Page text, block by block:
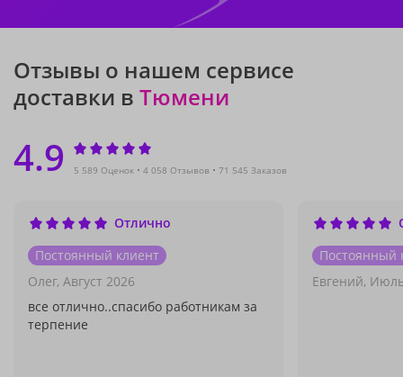
Отзывы о нашем сервисе
доставки в Тюмени
4.9 5 589 Оценок 4 058 Отзывов 71 545 Заказов
Отлично
Постоянный клиент
Олег, Август 2026
все отлично..спасибо работникам за
терпение
Постоянный
Евгений,